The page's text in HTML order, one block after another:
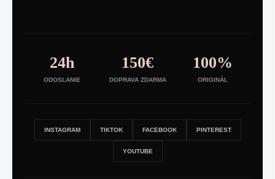
24h
ODOSLANIE
150€
DOPRAVA ZDARMA
100%
ORIGINÁL
INSTAGRAM TIKTOK FACEBOOK PINTEREST
YOUTUBE